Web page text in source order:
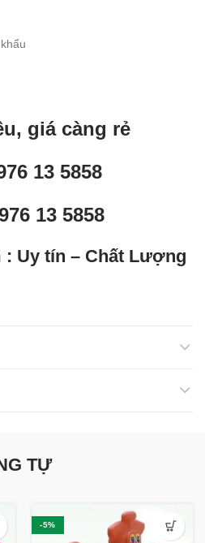
giá càng rẻ
13 5858
13 5858
: Uy tín – Chất Lượng
TỰ
-5%